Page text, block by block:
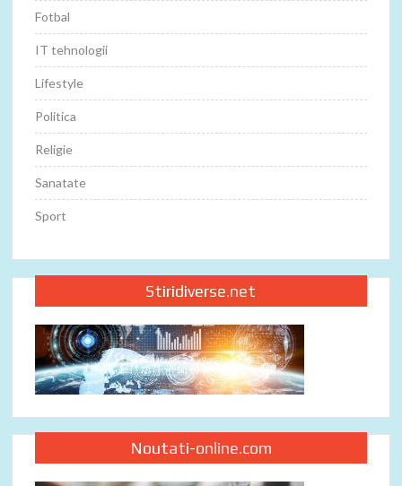
Fotbal
IT tehnologii
Lifestyle
Politica
Religie
Sanatate
Sport
Stiridiverse.net
Noutati-online.com